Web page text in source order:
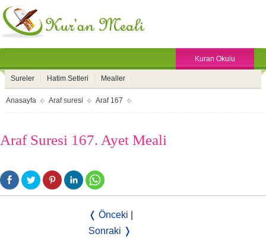
Kuran Okulu
Sureler Hatim Setleri Mealler
Anasayfa Araf suresi Araf 167
Araf Suresi 167. Ayet Meali
❬ Önceki
Sonraki ❭